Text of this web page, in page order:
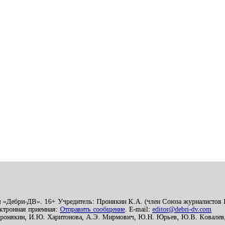
«Дебри-ДВ». 16+ Учредитель: Пронякин К.А. (член Союза
приемная: Отправить сообщение . E-mail: editor@debri-dv.com
К.А. Пронякин, И.Ю. Харитонова, А.Э. Мирмович, Ю.Н. Юрьев, Ю.В.